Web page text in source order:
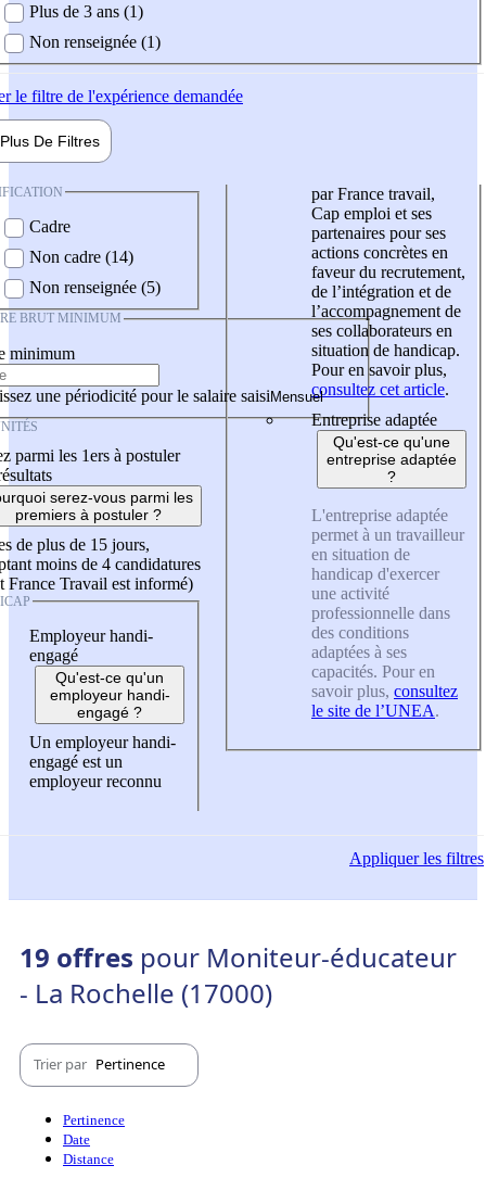
Plus de 3 ans (1)
Non renseignée (1)
le filtre de l'expérience demandée
Plus De Filtres
Cadre
Non cadre (14)
Non renseignée (5)
BRUT MINIMUM
minimum
une périodicité pour le salaire saisi
parmi les 1ers à postuler
serez-vous parmi les
premiers à postuler ?
de plus de 15 jours,
moins de 4 candidatures
France Travail est informé)
Employeur handi-
engagé
Qu'est-ce qu'un
employeur handi-
engagé ?
Un employeur handi-
engagé est un
employeur reconnu
par France travail,
Cap emploi et ses
partenaires pour ses
actions concrètes en
faveur du recrutement,
de l’intégration et de
l’accompagnement de
ses collaborateurs en
situation de handicap.
Pour en savoir plus,
consultez cet article.
Entreprise adaptée
Qu'est-ce qu'une
entreprise adaptée
?
L'entreprise adaptée
permet à un travailleur
en situation de
handicap d'exercer
une activité
professionnelle dans
des conditions
adaptées à ses
capacités. Pour en
savoir plus, consultez
le site de l’UNEA.
Appliquerles filtres
19 offres pour Moniteur-éducateur
- La Rochelle (17000)
Trier par Pertinence
Pertinence
Date
Distance